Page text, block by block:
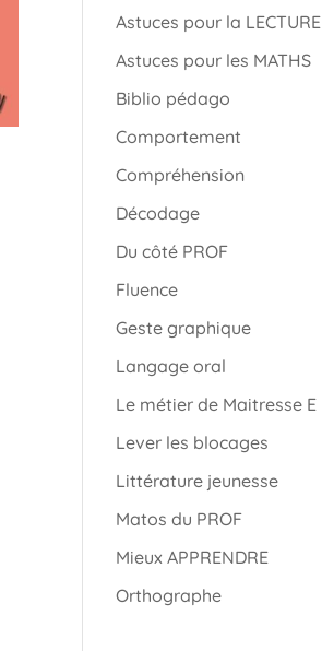
Astuces pour la LECTURE
Astuces pour les MATHS
Biblio pédago
Comportement
Compréhension
Décodage
Du côté PROF
Fluence
Geste graphique
Langage oral
Le métier de Maitresse E
Lever les blocages
Littérature jeunesse
Matos du PROF
Mieux APPRENDRE
Orthographe